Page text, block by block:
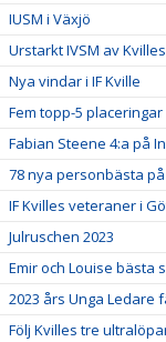
IUSM i Växjö
Urstarkt IVSM av
Nya vindar i IF Kville
Fem topp-5
Fabian Steene 4:a på
78 nya personbästa
IF Kvilles veteraner i
Julruschen 2023
Emir och Louise bästa
2023 års Unga Ledare
Följ Kvilles tre